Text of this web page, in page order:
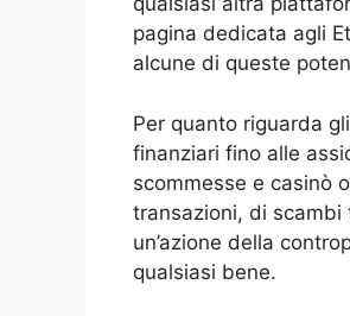
pagina dedicata agli
alcune di queste
Per quanto riguarda
finanziari fino alle
scommesse e casinò
transazioni, di scambi
un’azione della
qualsiasi bene.